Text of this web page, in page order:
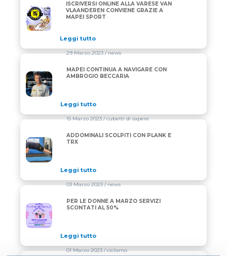
ISCRIVERSI ONLINE ALLA VARESE VAN
ISCRIVERSI ONLINE ALLA VARESE VAN
VLAANDEREN CONVIENE GRAZIE A
MAPEI SPORT
Leggi tutto
MAPEI CONTINUA A NAVIGARE CON AMBROGIO
29 Marzo 2023/ news
MAPEI CONTINUA A NAVIGARE CON
AMBROGIO BECCARIA
Leggi tutto
ADDOMINALI SCOLPITI CON PLANK E TRX
15 Marzo 2023/ cubetti di sapere
ADDOMINALI SCOLPITI CON PLANK E
TRX
Leggi tutto
PER LE DONNE A MARZO SERVIZI SCONTATI AL 50%
03 Marzo 2023/ news
PER LE DONNE A MARZO SERVIZI
SCONTATI AL 50%
Leggi tutto
01 Marzo 2023/ ciclismo